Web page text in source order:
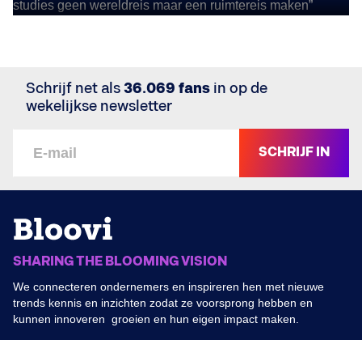
Schrijf net als36.069 fans in op de
wekelijkse newsletter
SCHRIJF IN
SHARING THE BLOOMING VISION
We connecteren ondernemers en inspireren hen met nieuwe
trends kennis en inzichten zodat ze voorsprong hebben en
kunnen innoveren groeien en hun eigen impact maken.